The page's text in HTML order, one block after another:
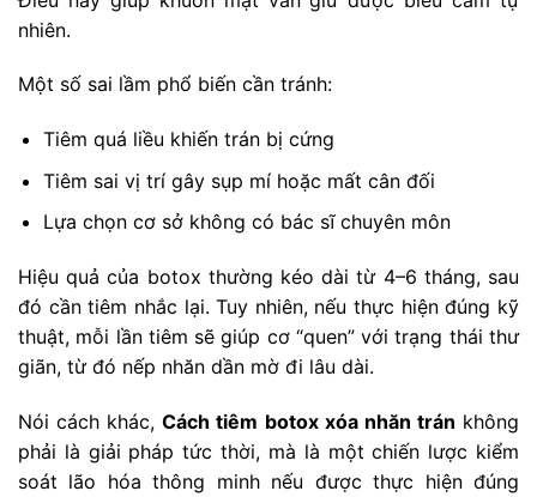
nhiên.
Một số sai lầm phổ biến cần tránh:
Tiêm quá liều khiến trán bị cứng
Tiêm sai vị trí gây sụp mí hoặc mất cân đối
Lựa chọn cơ sở không có bác sĩ chuyên môn
Hiệu quả của botox thường kéo dài từ 4–6 tháng, sau
đó cần tiêm nhắc lại. Tuy nhiên, nếu thực hiện đúng kỹ
thuật, mỗi lần tiêm sẽ giúp cơ “quen” với trạng thái thư
giãn, từ đó nếp nhăn dần mờ đi lâu dài.
Nói cách khác,Cách tiêm botox xóa nhăn trán không
phải là giải pháp tức thời, mà là một chiến lược kiểm
soát lão hóa thông minh nếu được thực hiện đúng